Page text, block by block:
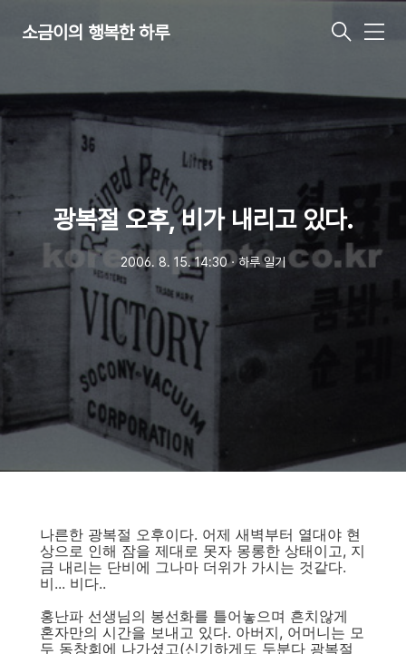
소금이의 행복한 하루
메
광복절 오후, 비가 내리고 있다.
2006. 8. 15. 14:30ㆍ하루 일기
나른한 광복절 오후이다. 어제 새벽부터 열대야 현
상으로 인해 잠을 제대로 못자 몽롱한 상태이고, 지
금 내리는 단비에 그나마 더위가 가시는 것같다.
비... 비다..
홍난파 선생님의 봉선화를 틀어놓으며 흔치않게
혼자만의 시간을 보내고 있다. 아버지, 어머니는 모
두 동창회에 나가셨고(신기하게도 두분다 광복절